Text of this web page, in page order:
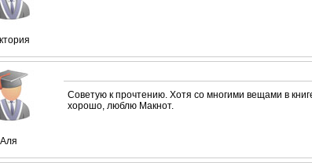
Аля
Советую к прочтению. Хотя со многими вещами в
хорошо, люблю Макнот.